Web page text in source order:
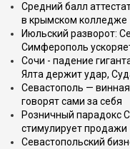
Средний балл
в крымском колледже
Июльский разворот:
Симферополь
Сочи - падение
Ялта держит удар,
Севастополь —
говорят сами за себя
Розничный парадокс
стимулирует продажи
Севастопольский